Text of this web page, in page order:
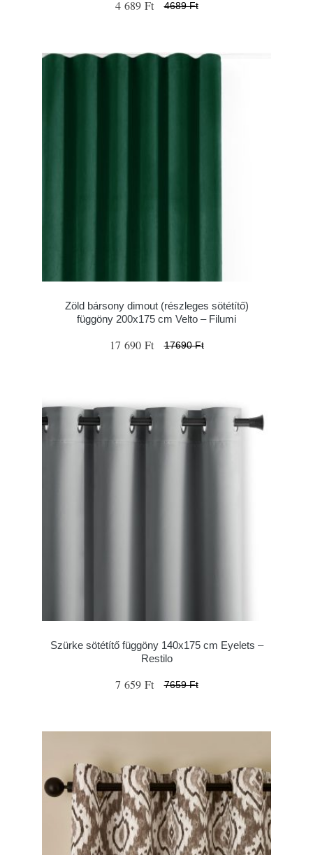
4 689 Ft 4689 Ft
Zöld bársony dimout (részleges sötétítő)
függöny 200x175 cm Velto – Filumi
17 690 Ft 17690 Ft
Szürke sötétítő függöny 140x175 cm Eyelets –
Restilo
7 659 Ft 7659 Ft